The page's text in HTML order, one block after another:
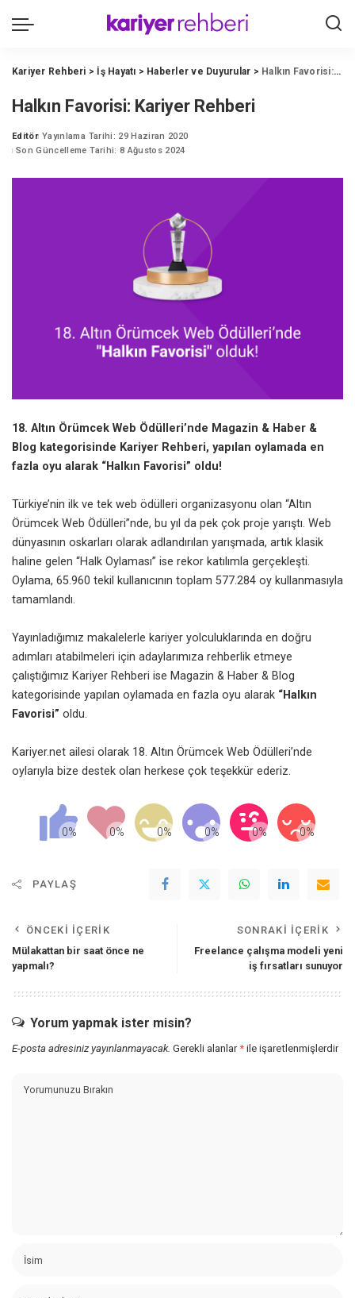
Kariyer Rehberi > İş Hayatı > Haberler ve Duyurular > Halkın Favorisi: Kariyer Rehberi
Halkın Favorisi: Kariyer Rehberi
Posted
by
Editör Yayınlama Tarihi: 29 Haziran 2020
Son Güncelleme Tarihi: 8 Ağustos 2024
18. Altın Örümcek Web Ödülleri’nde Magazin & Haber &
Blog kategorisinde Kariyer Rehberi, yapılan oylamada en
fazla oyu alarak “Halkın Favorisi” oldu!
Türkiye’nin ilk ve tek web ödülleri organizasyonu olan “Altın
Örümcek Web Ödülleri”nde, bu yıl da pek çok proje yarıştı. Web
dünyasının oskarları olarak adlandırılan yarışmada, artık klasik
haline gelen “Halk Oylaması” ise rekor katılımla gerçekleşti.
Oylama, 65.960 tekil kullanıcının toplam 577.284 oy kullanmasıyla
tamamlandı.
Yayınladığımız makalelerle kariyer yolculuklarında en doğru
adımları atabilmeleri için adaylarımıza rehberlik etmeye
çalıştığımız Kariyer Rehberi ise Magazin & Haber & Blog
kategorisinde yapılan oylamada en fazla oyu alarak “Halkın
Favorisi” oldu.
Kariyer.net ailesi olarak 18. Altın Örümcek Web Ödülleri’nde
oylarıyla bize destek olan herkese çok teşekkür ederiz.
PAYLAŞ
ÖNCEKI İÇERIK
Mülakattan bir saat önce ne
yapmalı?
SONRAKI İÇERIK
Freelance çalışma modeli yeni
iş fırsatları sunuyor
Yorum yapmak ister misin?
E-posta adresiniz yayınlanmayacak. Gerekli alanlar* ile işaretlenmişlerdir